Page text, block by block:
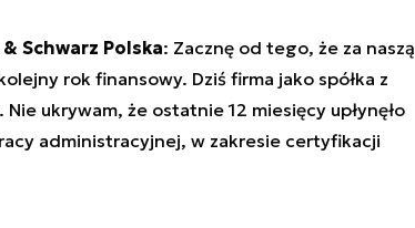
Schwarz Polska: Zacznę od tego, że za naszą
rok finansowy. Dziś firma jako spółka z
ukrywam, że ostatnie 12 miesięcy upłynęło
administracyjnej, w zakresie certyfikacji